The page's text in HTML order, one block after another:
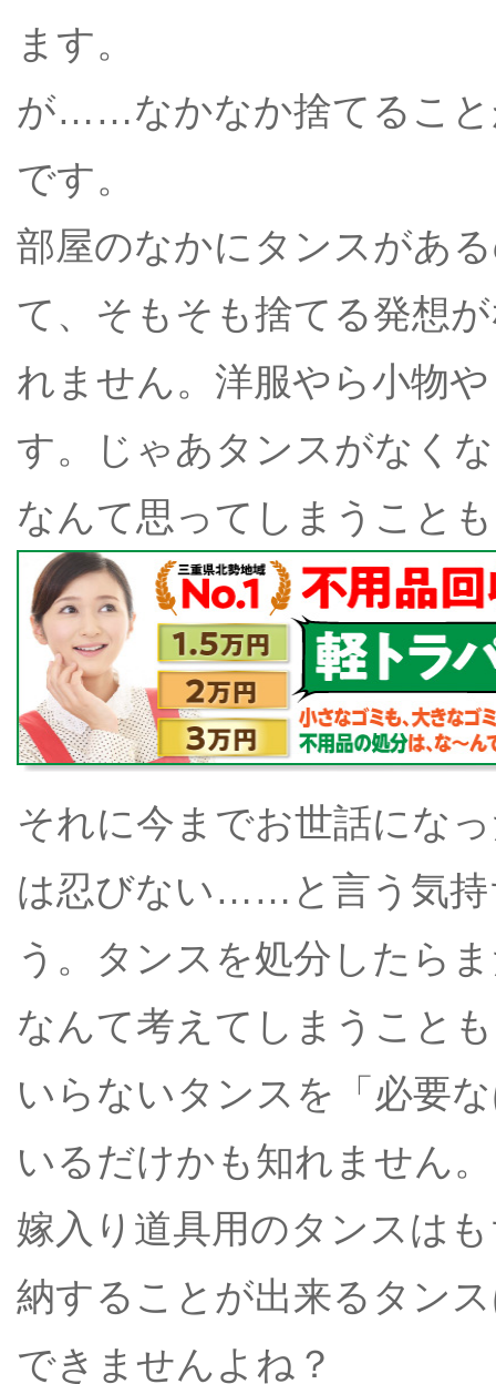
ます。
が……なかなか捨てること
です。
部屋のなかにタンスがあ
て、そもそも捨てる発想
れません。洋服やら小物
す。じゃあタンスがなく
なんて思ってしまうこと
それに今までお世話にな
は忍びない……と言う気持
う。タンスを処分したら
なんて考えてしまうこと
いらないタンスを「必要
いるだけかも知れません。
嫁入り道具用のタンスは
納することが出来るタン
できませんよね？